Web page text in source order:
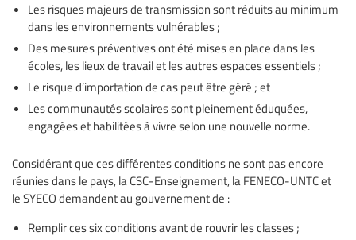
Les risques majeurs de transmission sont réduits au minimum
dans les environnements vulnérables ;
Des mesures préventives ont été mises en place dans les
écoles, les lieux de travail et les autres espaces essentiels ;
Le risque d’importation de cas peut être géré ; et
Les communautés scolaires sont pleinement éduquées,
engagées et habilitées à vivre selon une nouvelle norme.
Considérant que ces différentes conditions ne sont pas encore
réunies dans le pays, la CSC-Enseignement, la FENECO-UNTC et
le SYECO demandent au gouvernement de :
Remplir ces six conditions avant de rouvrir les classes ;